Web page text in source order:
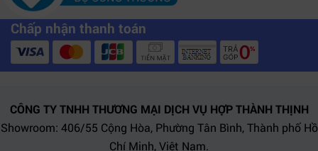
Chấp nhận thanh toán
CÔNG TY TNHH THƯƠNG MẠI DỊCH VỤ HỢP THÀNH THỊNH
Showroom: 406/55 Cộng Hòa, Phường Tân Bình, Thành phố Hồ
Chí Minh, Việt Nam.